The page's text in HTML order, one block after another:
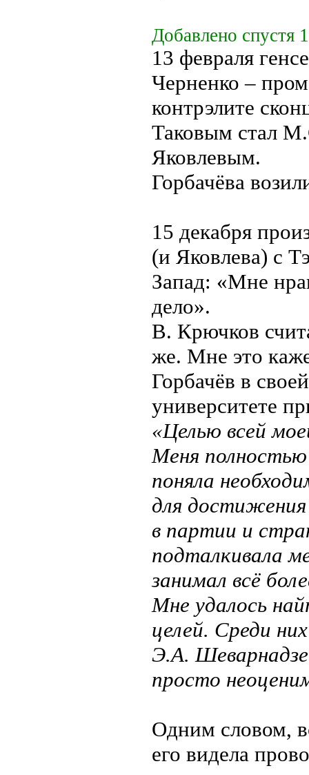
Добавлено спустя
13 февраля
Черненко –
контрэлите
Таковым стал
Яковлевым.
Горбачёва
15 декабря
(и Яковлева) с
Запад: «Мне
дело».
В. Крючков
же. Мне это
Горбачёв в
университете
«Целью всей
Меня
поняла
для достижения
в партии и
подталкивала
занимал всё
Мне удалось
целей. Среди
Э.А.
просто
Одним словом,
его видела